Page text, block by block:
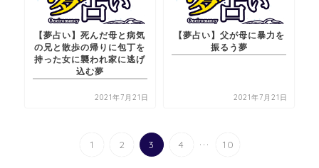
【夢占い】死んだ母と病気
の兄と散歩の帰りに包丁を
持った女に襲われ家に逃げ
込む夢
2021年7月21日
【夢占い】父が母に暴力を
振るう夢
2021年7月21日
1 2 3 4 ... 10